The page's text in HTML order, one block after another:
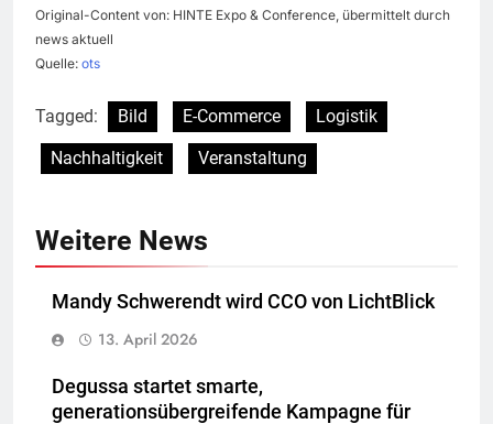
Original-Content von: HINTE Expo & Conference, übermittelt durch
news aktuell
Quelle: ots
Tagged: Bild E-Commerce
Logistik
Nachhaltigkeit
Veranstaltung
Weitere News
Mandy Schwerendt wird CCO von LichtBlick
13. April 2026
Degussa startet smarte,
generationsübergreifende Kampagne für